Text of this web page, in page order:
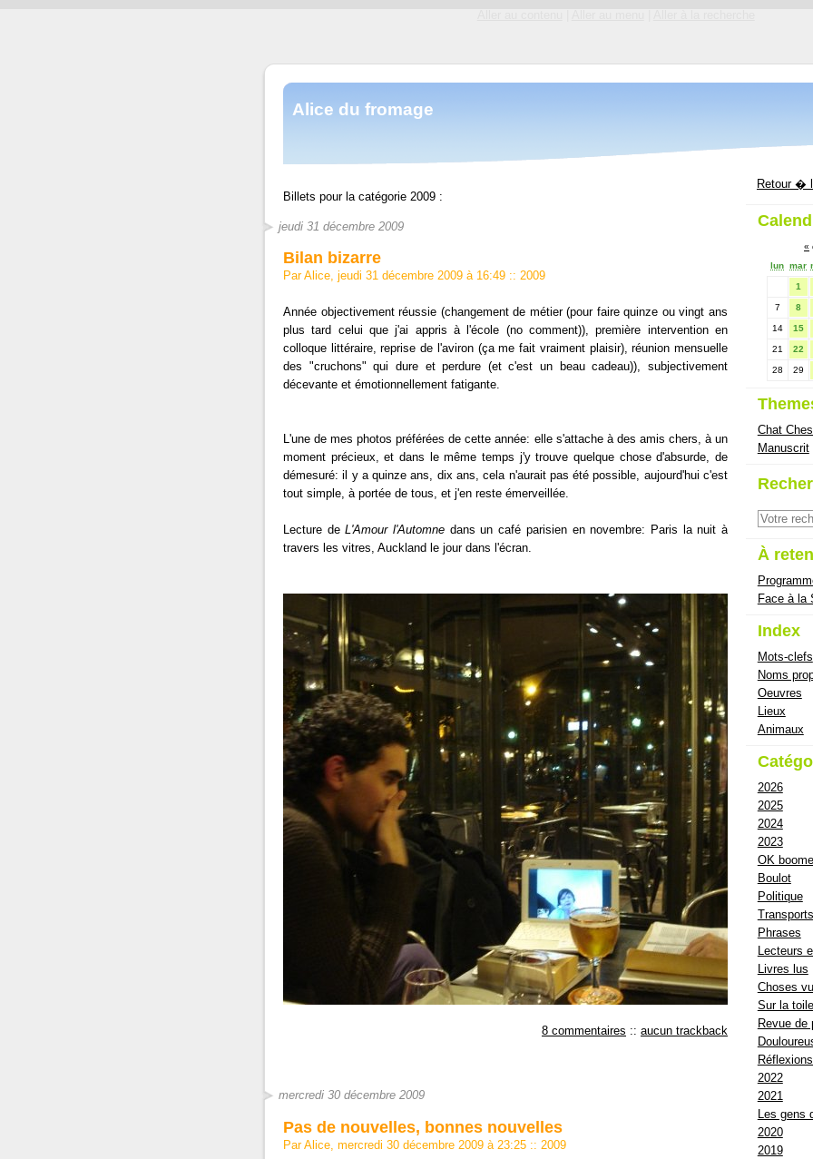
Alice du fromage
Billets pour la catégorie 2009 :
jeudi 31 décembre 2009
Bilan bizarre
Par Alice, jeudi 31 décembre 2009 à 16:49 :: 2009
Année objectivement réussie (changement de métier (pour faire quinze ou vingt ans
plus tard celui que j'ai appris à l'école (no comment)), première intervention en
colloque littéraire, reprise de l'aviron (ça me fait vraiment plaisir), réunion mensuelle
des "cruchons" qui dure et perdure (et c'est un beau cadeau)), subjectivement
décevante et émotionnellement fatigante.
L'une de mes photos préférées de cette année: elle s'attache à des amis chers, à un
moment précieux, et dans le même temps j'y trouve quelque chose d'absurde, de
démesuré: il y a quinze ans, dix ans, cela n'aurait pas été possible, aujourd'hui c'est
tout simple, à portée de tous, et j'en reste émerveillée.
Lecture deL'Amour l'Automne dans un café parisien en novembre: Paris la nuit à
travers les vitres, Auckland le jour dans l'écran.
8 commentaires :: aucun trackback
mercredi 30 décembre 2009
Pas de nouvelles, bonnes nouvelles
Par Alice, mercredi 30 décembre 2009 à 23:25 :: 2009
Retour �
«
lun mar
1
7 8
14 15
21 22
28 29
Chat
Manuscrit
À
Face à la
Index
Mots-clefs
Noms
Oeuvres
Lieux
Animaux
2026
2025
2024
2023
OK
Boulot
Politique
Phrases
Lecteurs
Livres lus
Choses
Sur la toile
Revue de
2022
2021
Les gens
2020
2019